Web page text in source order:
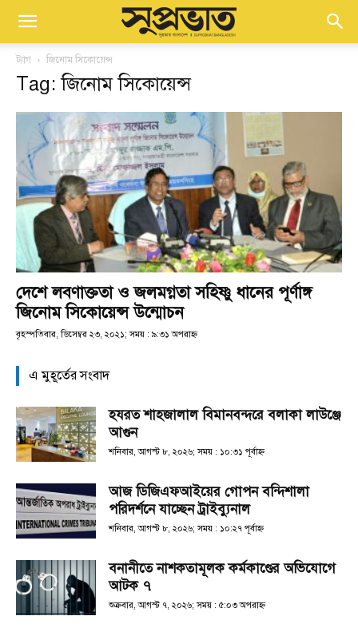
ট্যাগ জিনোম সিকোয়েন্স
Tag: জিনোম সিকোয়েন্স
দেশে লবণাক্ততা ও জলমগ্নতা সহিষ্ণু ধানের পূর্ণাঙ্গ
জিনোম সিকোয়েন্স উন্মোচন
বৃহস্পতিবার, ডিসেম্বর ২৩, ২০২১; সময় : ৯:৩১ অপরাহ্ণ
এ মুহূর্তের সংবাদ
হযরত শাহজালাল বিমানবন্দরে বলাকা লাউঞ্জে
আগুন
শনিবার, আগস্ট ৮, ২০২৬; সময় : ১০:৩১ পূর্বাহ্ণ
আজ ডিজিএফআইয়ের গোপন বন্দিশালা
পরিদর্শনে যাচ্ছেন ট্রাইব্যুনাল
শনিবার, আগস্ট ৮, ২০২৬; সময় : ১০:২৭ পূর্বাহ্ণ
বনানীতে নাশকতামূলক কর্মকাণ্ডের অভিযোগে
আটক ৭
শুক্রবার, আগস্ট ৭, ২০২৬; সময় : ৫:০৩ অপরাহ্ণ